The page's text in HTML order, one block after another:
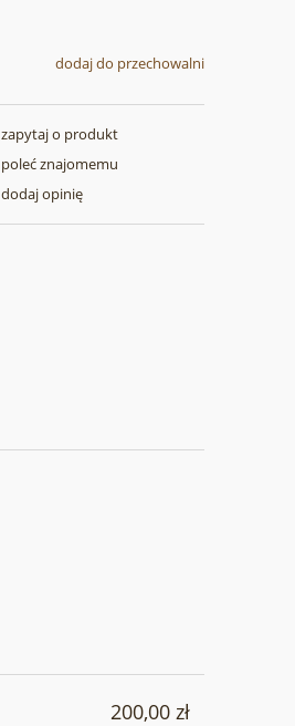
dodaj do przechowalni
zapytaj o produkt
poleć znajomemu
dodaj opinię
200,00 zł